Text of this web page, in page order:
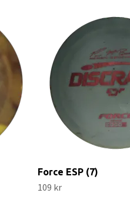
Force ESP (7)
109 kr